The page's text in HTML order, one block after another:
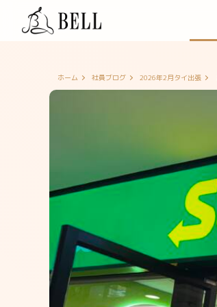
ホーム 社員ブログ 2026年2月タイ出張